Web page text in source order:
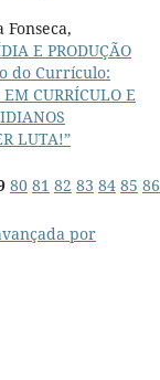
E PRODUÇÃO
do Currículo:
CURRÍCULO E
LUTA!”
80 81 82 83 84 85 86
por